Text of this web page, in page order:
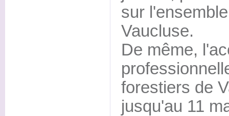
sur
Vaucluse.
De même,
forestiers de
jusqu'au 11